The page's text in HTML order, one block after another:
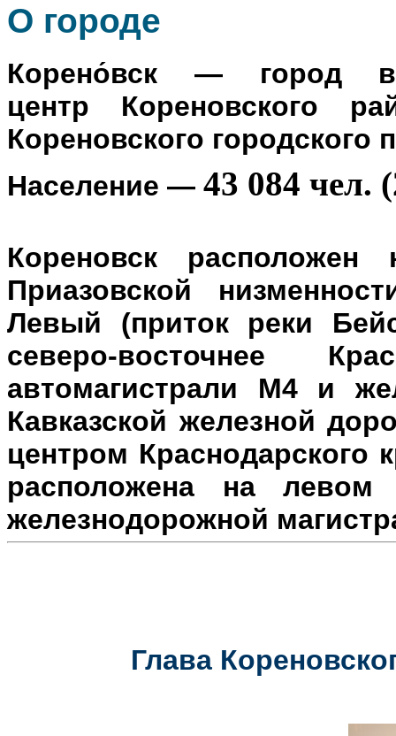
О городе
Корено́вск — город в
центр Кореновского
Кореновского городского
Население — 43 084 чел.
Кореновск
Приазовской
Левый (приток реки
северо-восточнее
автомагистрали М4 и
Кавказской железной
центром Краснодарского
расположена на левом
железнодорожной
Глава